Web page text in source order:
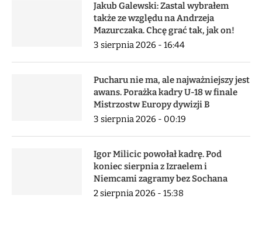
Jakub Galewski: Zastal wybrałem
także ze względu na Andrzeja
Mazurczaka. Chcę grać tak, jak on!
3 sierpnia 2026 - 16:44
Pucharu nie ma, ale najważniejszy jest
awans. Porażka kadry U-18 w finale
Mistrzostw Europy dywizji B
3 sierpnia 2026 - 00:19
Igor Milicic powołał kadrę. Pod
koniec sierpnia z Izraelem i
Niemcami zagramy bez Sochana
2 sierpnia 2026 - 15:38